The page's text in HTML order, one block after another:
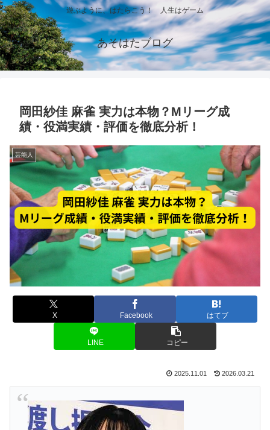
遊ぶように、はたらこう！ 人生はゲーム
あそはたブログ
岡田紗佳 麻雀 実力は本物？Mリーグ成
績・役満実績・評価を徹底分析！
芸能人
X Facebook はてブ
LINE コピー
2025.11.01 2026.03.21